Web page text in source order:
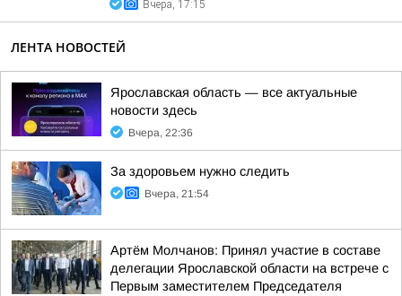
Вчера, 17:15
ЛЕНТА НОВОСТЕЙ
Ярославская область — все актуальные
новости здесь
Вчера, 22:36
За здоровьем нужно следить
Вчера, 21:54
Артём Молчанов: Принял участие в составе
делегации Ярославской области на встрече с
Первым заместителем Председателя